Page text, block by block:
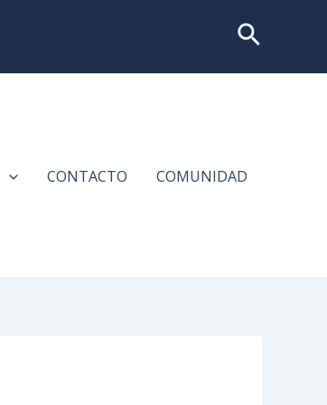
Buscar
CONTACTO COMUNIDAD